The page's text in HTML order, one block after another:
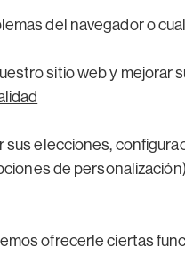
del navegador o
sitio web y mejorar
sus elecciones,
de
ofrecerle ciertas